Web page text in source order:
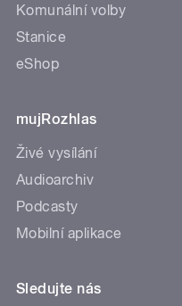
Komunální volby
Stanice
eShop
mujRozhlas
Živé vysílání
Audioarchiv
Podcasty
Mobilní aplikace
Sledujte nás